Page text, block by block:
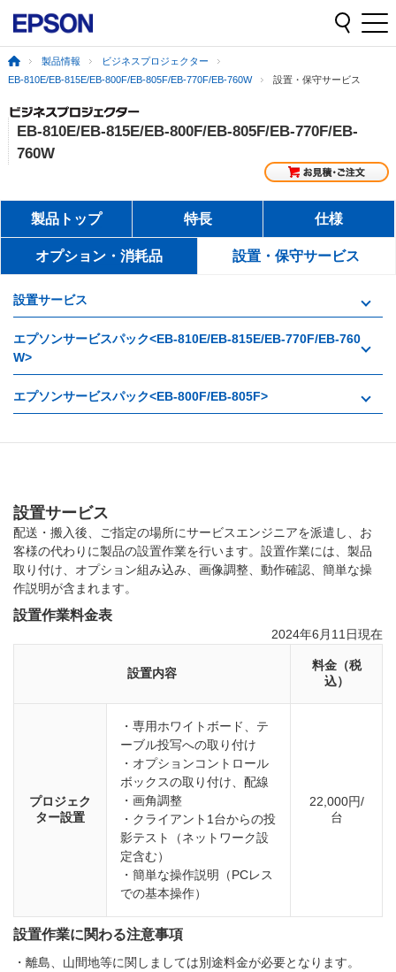
製品情報
ビジネスプロジェクター
EB-810E/EB-815E/EB-800F/EB-805F/EB-770F/EB-760W
設置・保守サービス
EB-810E/EB-815E/EB-800F/EB-805F/EB-770F/EB-
760W
製品トップ 特長 仕様
オプション・消耗品 設置・保守サービス
設置サービス
エプソンサービスパック<EB-810E/EB-815E/EB-770F/EB-760
W>
エプソンサービスパック<EB-800F/EB-805F>
設置サービス
配送・搬入後、ご指定の場所にサービスエンジニアを派遣し、お
客様の代わりに製品の設置作業を行います。 設置作業には、製品
取り付け、オプション組み込み、画像調整、動作確認、簡単な操
作説明が含まれます。
設置作業料金表
2024年6月11日現在
設置内容
料金（税
込）
プロジェク
ター設置
・ 専用ホワイトボード、テ
ーブル投写への取り付け
・ オプションコントロール
ボックスの取り付け、配線
・ 画角調整
・ クライアント1台からの投
影テスト（ネットワーク設
定含む）
・ 簡単な操作説明（PCレス
での基本操作）
22,000円/
台
設置作業に関わる注意事項
・ 離島、山間地等に関しましては別途料金が必要となります。